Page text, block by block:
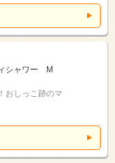
シャワー M
おしっこ跡のマ